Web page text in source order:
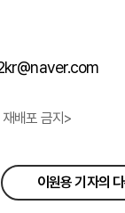
배포 금지>
이원용 기자의